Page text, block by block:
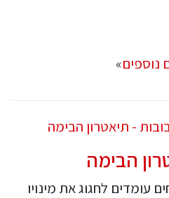
נוספים»
הבימה
עומדים לחגוג את מינויו